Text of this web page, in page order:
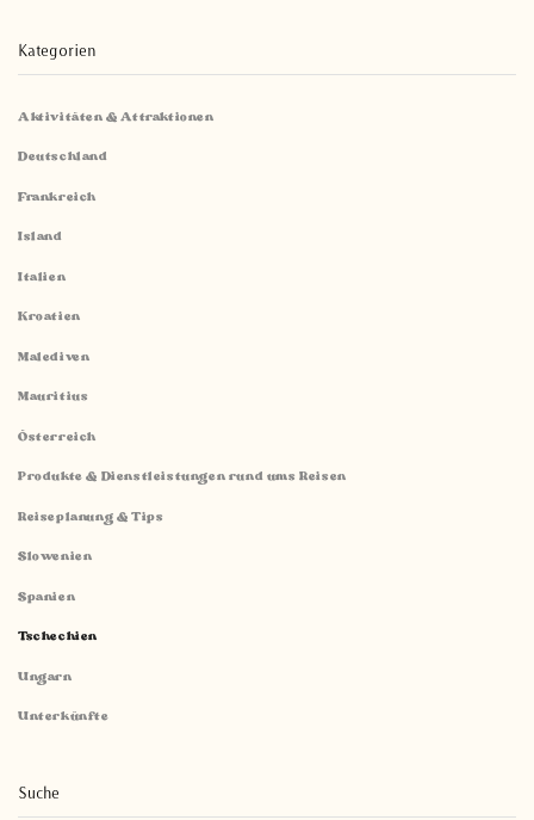
Kategorien
Aktivitäten & Attraktionen
Deutschland
Frankreich
Island
Italien
Kroatien
Malediven
Mauritius
Österreich
Produkte & Dienstleistungen rund ums Reisen
Reiseplanung & Tips
Slowenien
Spanien
Tschechien
Ungarn
Unterkünfte
Suche